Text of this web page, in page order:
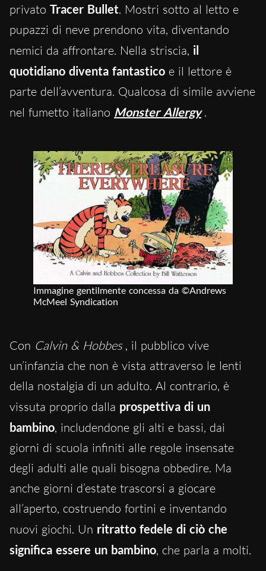
privato Tracer Bullet. Mostri sotto al letto e
pupazzi di neve prendono vita, diventando
nemici da affrontare. Nella striscia, il
quotidiano diventa fantastico e il lettore è
parte dell’avventura. Qualcosa di simile avviene
nel fumetto italiano Monster Allergy .
Immagine gentilmente concessa da ©Andrews
McMeel Syndication
Con Calvin & Hobbes , il pubblico vive
un’infanzia che non è vista attraverso le lenti
della nostalgia di un adulto. Al contrario, è
vissuta proprio dalla prospettiva di un
bambino, includendone gli alti e bassi, dai
giorni di scuola infiniti alle regole insensate
degli adulti alle quali bisogna obbedire. Ma
anche giorni d’estate trascorsi a giocare
all’aperto, costruendo fortini e inventando
nuovi giochi. Un ritratto fedele di ciò che
significa essere un bambino, che parla a molti.